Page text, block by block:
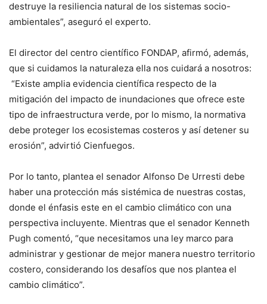
destruye la resiliencia natural de los sistemas socio-
ambientales”, aseguró el experto.
El director del centro científico FONDAP, afirmó, además,
que si cuidamos la naturaleza ella nos cuidará a nosotros:
“Existe amplia evidencia científica respecto de la
mitigación del impacto de inundaciones que ofrece este
tipo de infraestructura verde, por lo mismo, la normativa
debe proteger los ecosistemas costeros y así detener su
erosión”, advirtió Cienfuegos.
Por lo tanto, plantea el senador Alfonso De Urresti debe
haber una protección más sistémica de nuestras costas,
donde el énfasis este en el cambio climático con una
perspectiva incluyente. Mientras que el senador Kenneth
Pugh comentó, “que necesitamos una ley marco para
administrar y gestionar de mejor manera nuestro territorio
costero, considerando los desafíos que nos plantea el
cambio climático”.